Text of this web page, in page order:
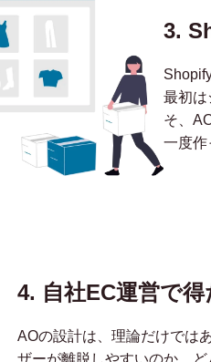
3.
最初は
そ、
一度作
4. 自社EC運営で得
AOの設計は、理論だけでは
ザーが離脱しやすいのか、